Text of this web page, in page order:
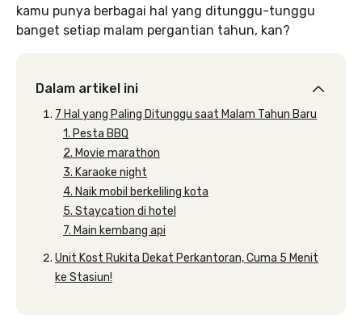
kamu punya berbagai hal yang ditunggu-tunggu
banget setiap malam pergantian tahun, kan?
Dalam artikel ini
7 Hal yang Paling Ditunggu saat Malam Tahun Baru
1. Pesta BBQ
2. Movie marathon
3. Karaoke night
4. Naik mobil berkeliling kota
5. Staycation di hotel
7. Main kembang api
Unit Kost Rukita Dekat Perkantoran, Cuma 5 Menit
ke Stasiun!